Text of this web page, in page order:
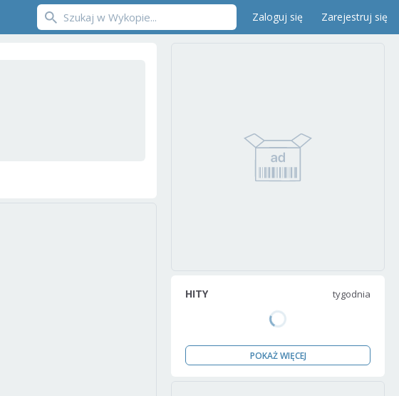
Zaloguj się Zarejestruj się
HITY tygodnia
POKAŻ WIĘCEJ